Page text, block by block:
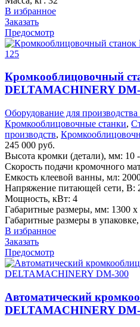
В избранное
Заказать
Предосмотр
Кромкооблицовочный
DELTAMACHINERY
Оборудование для производства
Кромкооблицовочные станки,
производств,
245 000 руб.
Высота кромки (детали), мм: 10
Скорость подачи кромочного
Емкость клеевой ванны, мл:
Напряжение питающей сети, В:
Мощность, кВт: 4
Габаритные размеры, мм: 1300 x
Габаритные размеры в
В избранное
Заказать
Предосмотр
Автоматический
DELTAMACHINERY